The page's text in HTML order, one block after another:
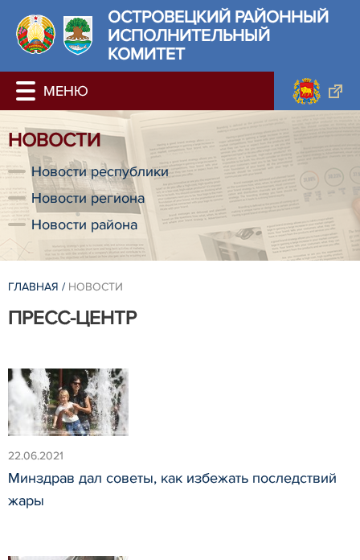
ОСТРОВЕЦКИЙ РАЙОННЫЙ
ИСПОЛНИТЕЛЬНЫЙ
КОМИТЕТ
НОВОСТИ
Новости республики
Новости региона
Новости района
ГЛАВНАЯ / НОВОСТИ
ПРЕСС-ЦЕНТР
22.06.2021
Минздрав дал советы, как избежать последствий
жары